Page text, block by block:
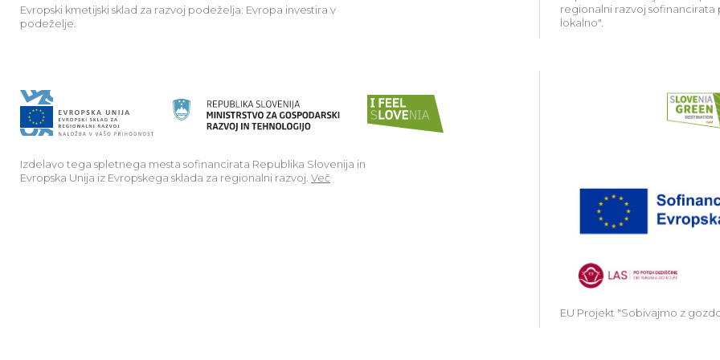
Evropski kmetijski sklad za razvoj podeželja: Evropa investira v
podeželje.
regionalni razvoj
lokalno".
Izdelavo tega spletnega mesta sofinancirata Republika Slovenija in
Evropska Unija iz Evropskega sklada za regionalni razvoj. Več
EU Projekt "Sobivajmo z